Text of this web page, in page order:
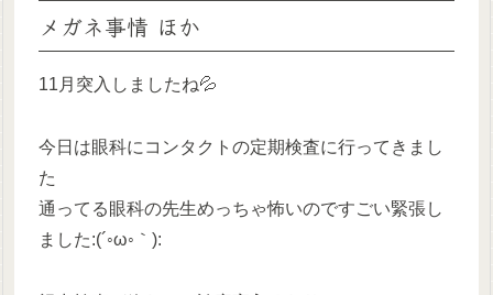
メガネ事情 ほか
11月突入しましたね‪💦‬
今日は眼科にコンタクトの定期検査に行ってきまし
た
通ってる眼科の先生めっちゃ怖いのですごい緊張し
ました:(´◦ω◦｀):